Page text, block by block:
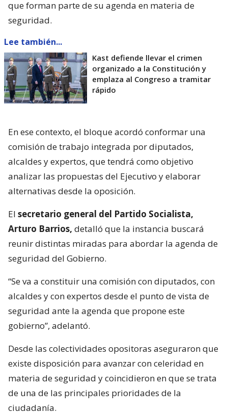
que forman parte de su agenda en materia de
seguridad.
Lee también...
Kast defiende llevar el crimen
organizado a la Constitución y
emplaza al Congreso a tramitar
rápido
En ese contexto, el bloque acordó conformar una
comisión de trabajo integrada por diputados,
alcaldes y expertos, que tendrá como objetivo
analizar las propuestas del Ejecutivo y elaborar
alternativas desde la oposición.
El secretario general del Partido Socialista,
Arturo Barrios, detalló que la instancia buscará
reunir distintas miradas para abordar la agenda de
seguridad del Gobierno.
“Se va a constituir una comisión con diputados, con
alcaldes y con expertos desde el punto de vista de
seguridad ante la agenda que propone este
gobierno”, adelantó.
Desde las colectividades opositoras aseguraron que
existe disposición para avanzar con celeridad en
materia de seguridad y coincidieron en que se trata
de una de las principales prioridades de la
ciudadanía.